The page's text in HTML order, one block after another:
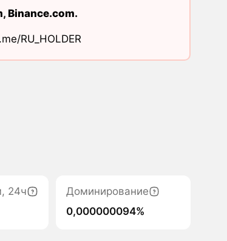
, Binance.com.
RU_HOLDER
24ч
Доминирование
0,000000094%